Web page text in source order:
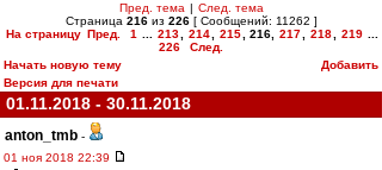
Пред. тема | След. тема
Страница 216из 226[ Сообщений: 11262 ]
На страницу Пред. 1 213 214 215 216, 217 218 219
226
След.
Начать новую тему
Добавить
Версия для печати
01.11.2018 - 30.11.2018
anton_tmb -
01 ноя 2018 22:39